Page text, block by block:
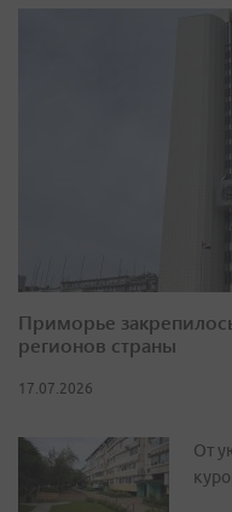
Приморье
регионов страны
17.07.2026
От